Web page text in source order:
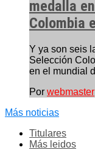
medalla
Colombia
Y ya son seis
Selección
en el mundial
Por webmaster
Más noticias
Titulares
Más leidos